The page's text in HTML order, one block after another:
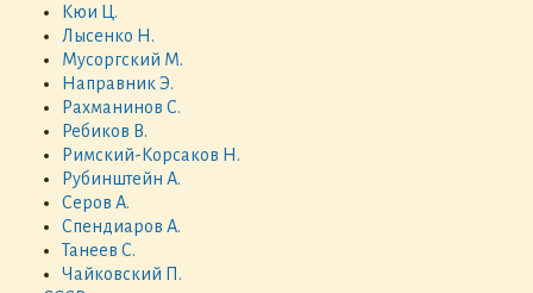
Кюи Ц.
Лысенко Н.
Мусоргский М.
Направник Э.
Рахманинов С.
Ребиков В.
Римский-Корсаков Н.
Рубинштейн А.
Серов А.
Спендиаров А.
Танеев С.
Чайковский П.